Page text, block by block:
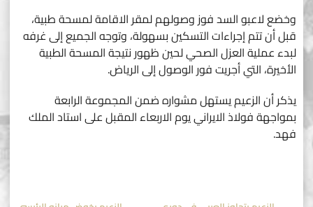
وخضع لاعبو السد فوز وصولهم لمقر الاقامة لمسحة طبية،
قبل أن تتم إجراءات التسكين بسهولة، وتوجه الجميع إلى غرفه
لبدء عملية العزل الصحي لحين ظهور نتيجة المسحة الطبية
الأخيرة، التي أجريت فور الوصول إلى الرياض.
يذكر أن الزعيم يستهل مشواره ضمن المجموعة الرابعة
بمواجهة فولاذ الايراني يوم الاربعاء المقبل على استاد الملك
فهد.